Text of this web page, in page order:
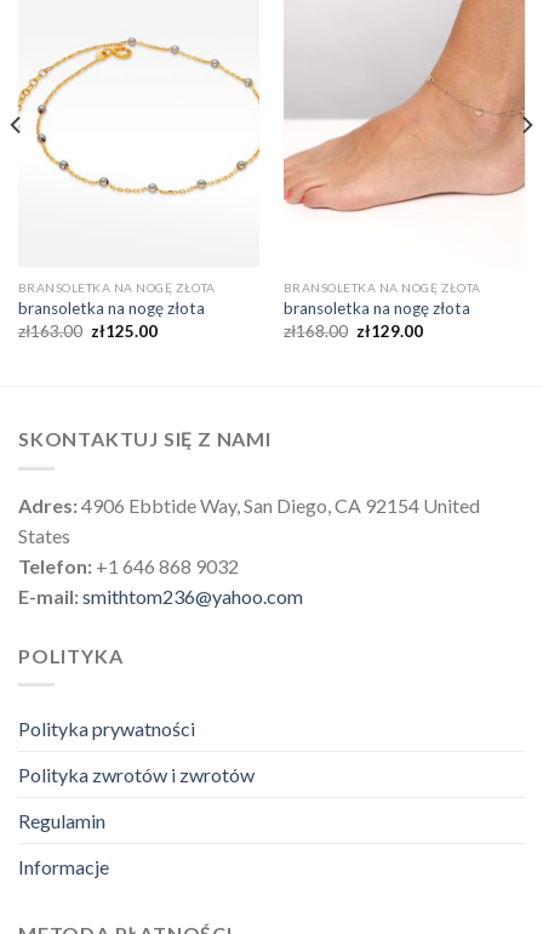
BRANSOLETKA NA NOGĘ ZŁOTA
bransoletka na nogę złota
zł163.00 zł125.00
BRANSOLETKA NA NOGĘ ZŁOTA
bransoletka na nogę złota
zł168.00 zł129.00
SKONTAKTUJ SIĘ Z NAMI
Adres:4906 Ebbtide Way, San Diego, CA 92154 United
States
Telefon: +1 646 868 9032
E-mail:smithtom236@yahoo.com
POLITYKA
Polityka prywatności
Polityka zwrotów i zwrotów
Regulamin
Informacje